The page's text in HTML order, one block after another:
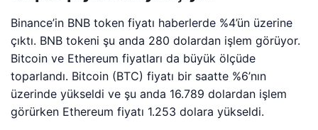
Binance’in BNB token fiyatı haberlerde %4’ün üzerine
çıktı. BNB tokeni şu anda 280 dolardan işlem görüyor.
Bitcoin ve Ethereum fiyatları da büyük ölçüde
toparlandı. Bitcoin (BTC) fiyatı bir saatte %6’nın
üzerinde yükseldi ve şu anda 16.789 dolardan işlem
görürken Ethereum fiyatı 1.253 dolara yükseldi.